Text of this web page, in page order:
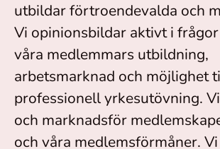
utbildar förtroendevalda och
Vi opinionsbildar aktivt i
våra medlemmars utbildning,
arbetsmarknad och möjlighet
professionell yrkesutövning.
och marknadsför
och våra medlemsförmåner.